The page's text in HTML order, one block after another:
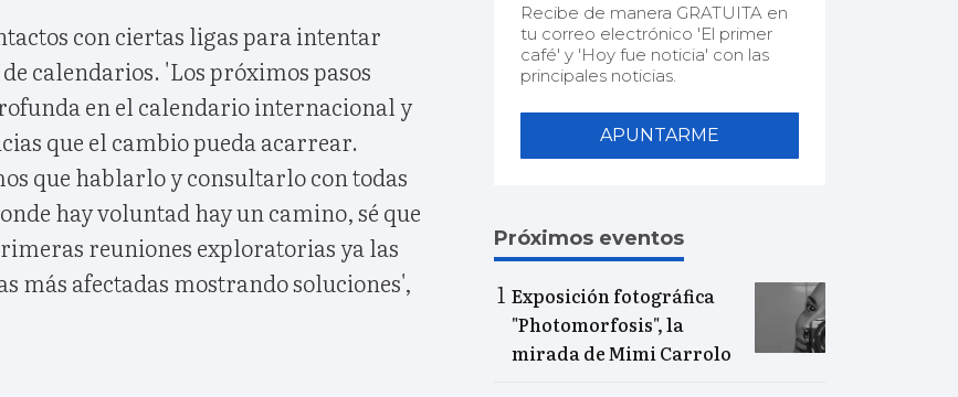
con ciertas ligas para intentar
calendarios. 'Los próximos pasos
en el calendario internacional y
que el cambio pueda acarrear.
que hablarlo y consultarlo con todas
hay voluntad hay un camino, sé que
reuniones exploratorias ya las
más afectadas mostrando soluciones',
Recibe de manera GRATUITA en
tu correo electrónico 'El primer
café' y 'Hoy fue noticia' con las
principales noticias.
APUNTARME
Próximos eventos
Exposición fotográfica
"Photomorfosis", la
mirada de Mimi Carrolo